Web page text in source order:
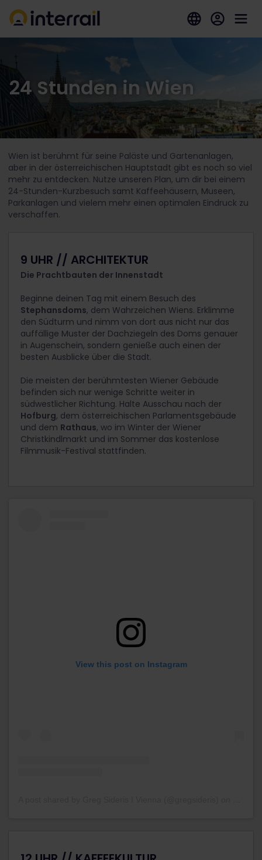
24 Stunden in Wien
Wien ist berühmt für seine Paläste und Gartenanlagen,
aber in der österreichischen Hauptstadt gibt es noch so viel
mehr zu entdecken. Nutze unseren Plan, um dir bei einem
24-Stunden-Kurzbesuch samt Kaffeehäusern, Museen,
Parkanlagen und vielem mehr einen optimalen Eindruck zu
verschaffen.
9 UHR // ARCHITEKTUR
Die Prachtbauten der Innenstadt
Beginne deinen Tag mit einem Besuch des
Stephansdoms, dem Wahrzeichen Wiens. Erklimme
den Südturm und nimm von dort aus nicht nur das
auffällige Muster der Dachziegeln des Doms genauer
in Augenschein, sondern genieße auch einen der
besten Ausblicke über die Stadt.
Die meisten der berühmtesten Wiener Gebäude
befinden sich nur wenige Schritte weiter in
südwestlicher Richtung. Halte Ausschau nach der
Hofburg, dem österreichischen Parlamentsgebäude
und dem Rathaus, wo im Winter der Wiener
Christkindlmarkt und im Sommer das kostenlose
Filmmusik-Festival stattfinden.
View this post on Instagram